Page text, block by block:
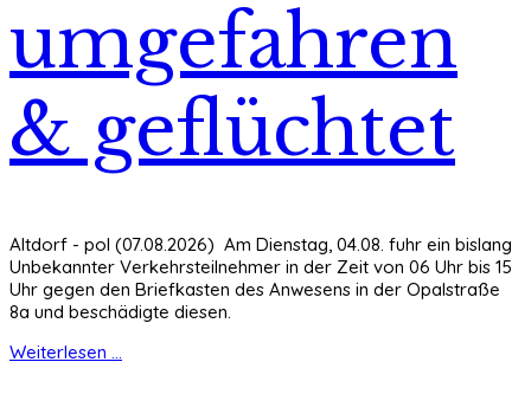
umgefahren
& geflüchtet
Altdorf - pol (07.08.2026) Am Dienstag, 04.08. fuhr ein bislang
Unbekannter Verkehrsteilnehmer in der Zeit von 06 Uhr bis 15
Uhr gegen den Briefkasten des Anwesens in der Opalstraße
8a und beschädigte diesen.
Weiterlesen ...